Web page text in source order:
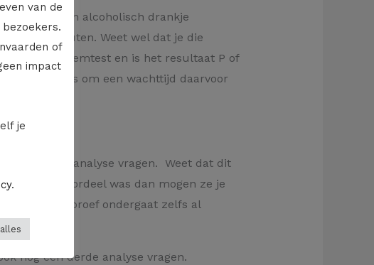
nog een alcoholisch drankje
15 minuten. Weet wel dat je die
een ademtest en is het resultaat P of
nogmaals om een wachttijd daarvoor
nieuwe analyse vragen. Weet dat dit
die in je voordeel was dan mogen ze je
een bloedproef ondergaat zelfs al
nog een derde analyse vragen.
van de
of
impact
je
.